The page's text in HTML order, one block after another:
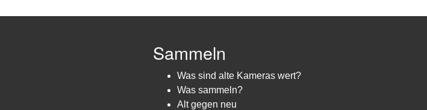
Sammeln
Was sind alte Kameras wert?
Was sammeln?
Alt gegen neu